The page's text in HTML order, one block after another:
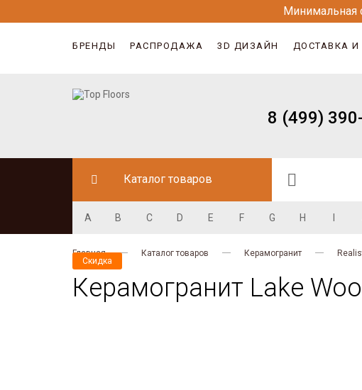
Минимальная
БРЕНДЫ РАСПРОДАЖА 3D ДИЗАЙН ДОСТАВКА И
8 (499)
Каталог товаров
A B C D E F G H
Главная Каталог товаров Керамогранит
Керамогранит Lake
Скидка